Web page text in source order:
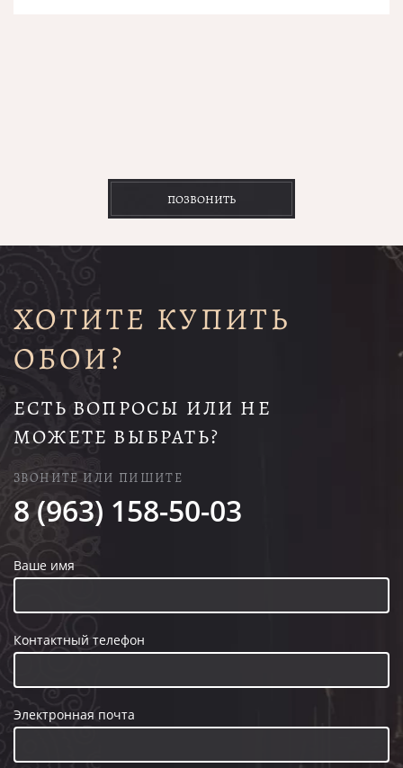
ПОЗВОНИТЬ
ХОТИТЕ КУПИТЬ
ОБОИ?
ЕСТЬ ВОПРОСЫ ИЛИ НЕ
МОЖЕТЕ ВЫБРАТЬ?
ЗВОНИТЕ ИЛИ ПИШИТЕ
8 (963) 158-50-03
Ваше имя
Контактный телефон
Электронная почта